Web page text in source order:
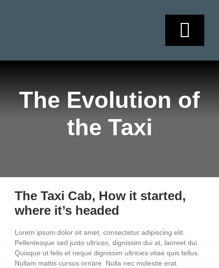
SOBRE
CONTACTO
ESCRÍBENOS
The Evolution of
the Taxi
The Taxi Cab, How it started,
where it’s headed
Lorem ipsum dolor sit amet, consectetur adipiscing elit.
Pellentesque sed justo ultrices, dignissim dui at, laoreet dui.
Quisque ut felis et neque dignissim ultricies vitae quis tellus.
Nullam mattis cursus ornare. Nulla nec molestie erat.